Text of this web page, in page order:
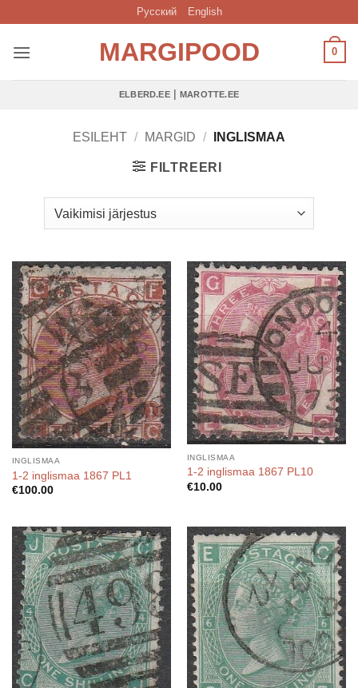
content
Русский English
MARGIPOOD 0
ELBERD.EE| MAROTTE.EE
ESILEHT / MARGID / INGLISMAA
FILTREERI
INGLISMAA
1-2 inglismaa 1867 PL1
€100.00
INGLISMAA
1-2 inglismaa 1867 PL10
€10.00